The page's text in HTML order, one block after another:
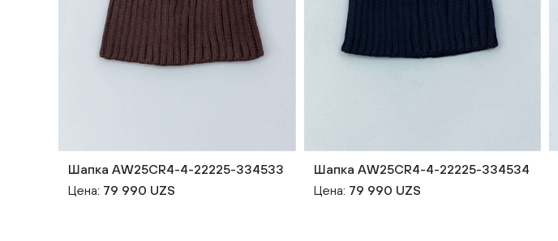
Шапка AW25CR4-4-22225-334533
Цена: 79 990 UZS
Шапка AW25CR4-4-22225-334534
Цена: 79 990 UZS